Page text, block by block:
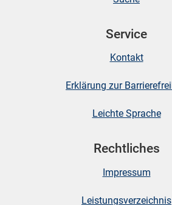
Service
Kontakt
Erklärung zur
Leichte Sprache
Rechtliches
Impressum
Leistungsverzeichnis